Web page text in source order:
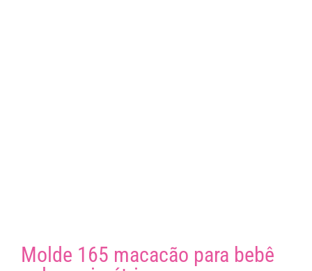
Molde 165 macacão para bebê